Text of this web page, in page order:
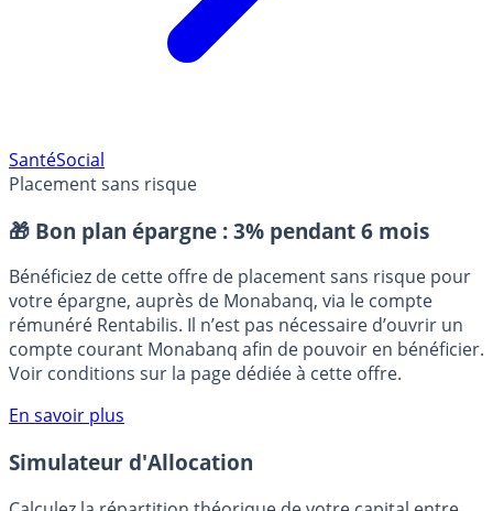
SantéSocial
Placement sans risque
🎁 Bon plan épargne : 3% pendant 6 mois
Bénéficiez de cette offre de placement sans risque pour
votre épargne, auprès de Monabanq, via le compte
rémunéré Rentabilis. Il n’est pas nécessaire d’ouvrir un
compte courant Monabanq afin de pouvoir en bénéficier.
Voir conditions sur la page dédiée à cette offre.
En savoir plus
Simulateur d'Allocation